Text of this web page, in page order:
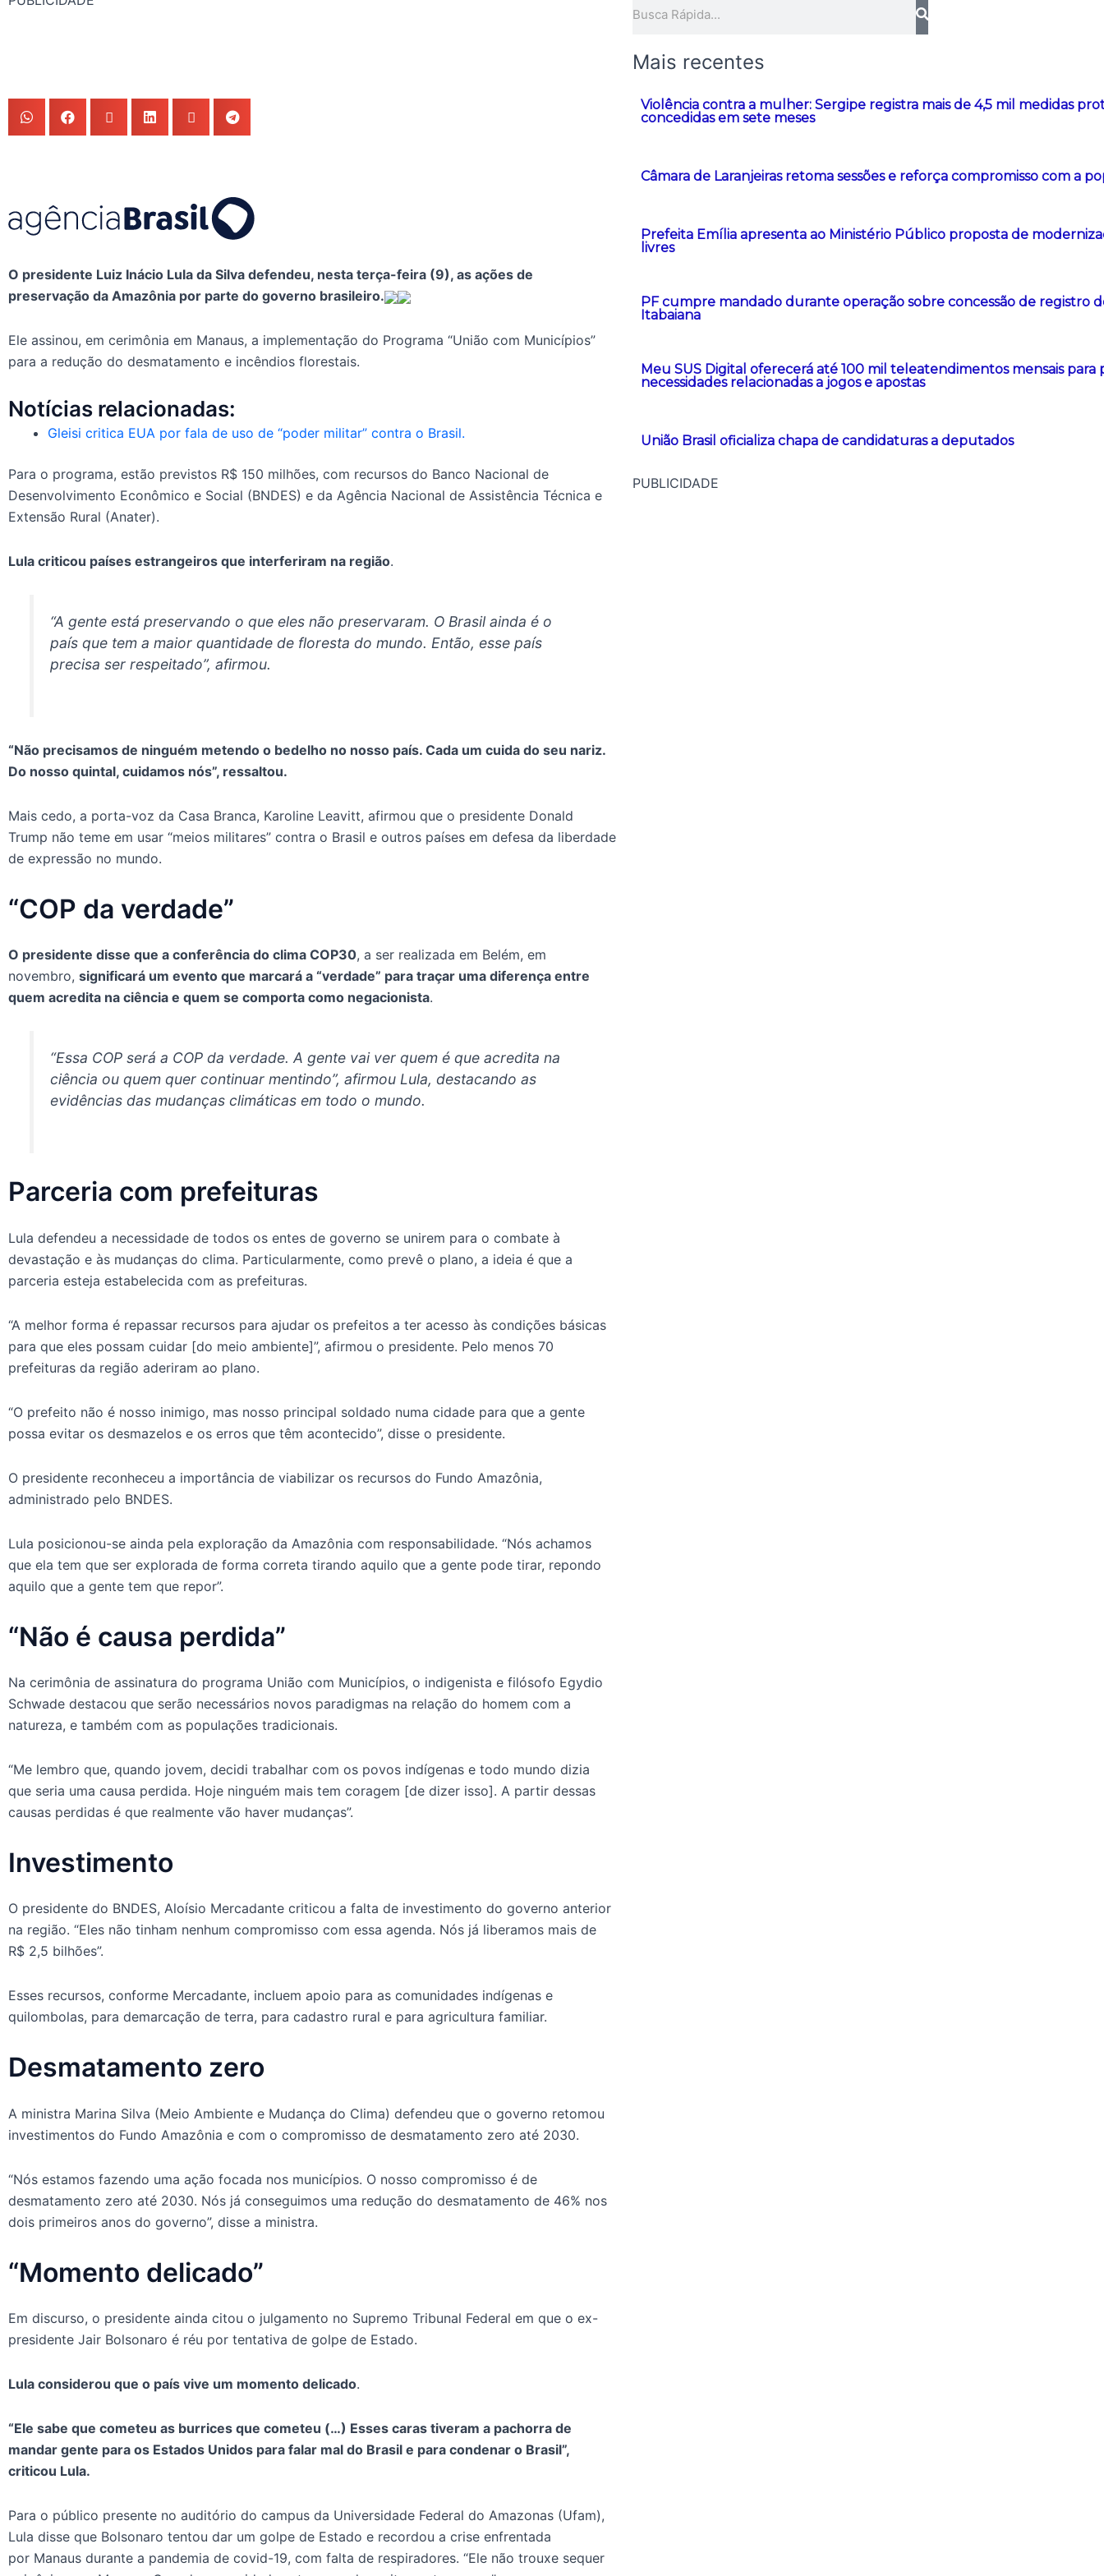
O presidente Luiz Inácio Lula da Silva defendeu, nesta terça-feira (9), as ações de
preservação da Amazônia por parte do governo brasileiro.
Ele assinou, em cerimônia em Manaus, a implementação do Programa “União com Municípios”
para a redução do desmatamento e incêndios florestais.
Notícias relacionadas:
Gleisi critica EUA por fala de uso de “poder militar” contra o Brasil.
Para o programa, estão previstos R$ 150 milhões, com recursos do Banco Nacional de
Desenvolvimento Econômico e Social (BNDES) e da Agência Nacional de Assistência Técnica e
Extensão Rural (Anater).
Lula criticou países estrangeiros que interferiram na região.
“A gente está preservando o que eles não preservaram. O Brasil ainda é o
país que tem a maior quantidade de floresta do mundo. Então, esse país
precisa ser respeitado”, afirmou.
“Não precisamos de ninguém metendo o bedelho no nosso país. Cada um cuida do seu nariz.
Do nosso quintal, cuidamos nós”, ressaltou.
Mais cedo, a porta-voz da Casa Branca, Karoline Leavitt, afirmou que o presidente Donald
Trump não teme em usar “meios militares” contra o Brasil e outros países em defesa da liberdade
de expressão no mundo.
“COP da verdade”
O presidente disse que a conferência do clima COP30, a ser realizada em Belém, em
novembro, significará um evento que marcará a “verdade” para traçar uma diferença entre
quem acredita na ciência e quem se comporta como negacionista.
“Essa COP será a COP da verdade. A gente vai ver quem é que acredita na
ciência ou quem quer continuar mentindo”, afirmou Lula, destacando as
evidências das mudanças climáticas em todo o mundo.
Parceria com prefeituras
Lula defendeu a necessidade de todos os entes de governo se unirem para o combate à
devastação e às mudanças do clima. Particularmente, como prevê o plano, a ideia é que a
parceria esteja estabelecida com as prefeituras.
“A melhor forma é repassar recursos para ajudar os prefeitos a ter acesso às condições básicas
para que eles possam cuidar [do meio ambiente]”, afirmou o presidente. Pelo menos 70
prefeituras da região aderiram ao plano.
“O prefeito não é nosso inimigo, mas nosso principal soldado numa cidade para que a gente
possa evitar os desmazelos e os erros que têm acontecido”, disse o presidente.
O presidente reconheceu a importância de viabilizar os recursos do Fundo Amazônia,
administrado pelo BNDES.
Lula posicionou-se ainda pela exploração da Amazônia com responsabilidade. “Nós achamos
que ela tem que ser explorada de forma correta tirando aquilo que a gente pode tirar, repondo
aquilo que a gente tem que repor”.
“Não é causa perdida”
Na cerimônia de assinatura do programa União com Municípios, o indigenista e filósofo Egydio
Schwade destacou que serão necessários novos paradigmas na relação do homem com a
natureza, e também com as populações tradicionais.
“Me lembro que, quando jovem, decidi trabalhar com os povos indígenas e todo mundo dizia
que seria uma causa perdida. Hoje ninguém mais tem coragem [de dizer isso]. A partir dessas
causas perdidas é que realmente vão haver mudanças”.
Investimento
O presidente do BNDES, Aloísio Mercadante criticou a falta de investimento do governo anterior
na região. “Eles não tinham nenhum compromisso com essa agenda. Nós já liberamos mais de
R$ 2,5 bilhões”.
Esses recursos, conforme Mercadante, incluem apoio para as comunidades indígenas e
quilombolas, para demarcação de terra, para cadastro rural e para agricultura familiar.
Desmatamento zero
A ministra Marina Silva (Meio Ambiente e Mudança do Clima) defendeu que o governo retomou
investimentos do Fundo Amazônia e com o compromisso de desmatamento zero até 2030.
“Nós estamos fazendo uma ação focada nos municípios. O nosso compromisso é de
desmatamento zero até 2030. Nós já conseguimos uma redução do desmatamento de 46% nos
dois primeiros anos do governo”, disse a ministra.
“Momento delicado”
Em discurso, o presidente ainda citou o julgamento no Supremo Tribunal Federal em que o ex-
presidente Jair Bolsonaro é réu por tentativa de golpe de Estado.
Lula considerou que o país vive um momento delicado.
“Ele sabe que cometeu as burrices que cometeu (…) Esses caras tiveram a pachorra de
mandar gente para os Estados Unidos para falar mal do Brasil e para condenar o Brasil”,
criticou Lula.
Para o público presente no auditório do campus da Universidade Federal do Amazonas (Ufam),
Lula disse que Bolsonaro tentou dar um golpe de Estado e recordou a crise enfrentada
por Manaus durante a pandemia de covid-19, com falta de respiradores. “Ele não trouxe sequer
Mais recentes
Violência contra a mulher: Sergipe registra mais de 4,5 mil medidas
concedidas em sete meses
Câmara de Laranjeiras retoma sessões e reforça compromisso com a
Prefeita Emília apresenta ao Ministério Público proposta de
livres
PF cumpre mandado durante operação sobre concessão de registro
Itabaiana
Meu SUS Digital oferecerá até 100 mil teleatendimentos mensais para
necessidades relacionadas a jogos e apostas
União Brasil oficializa chapa de candidaturas a deputados
PUBLICIDADE